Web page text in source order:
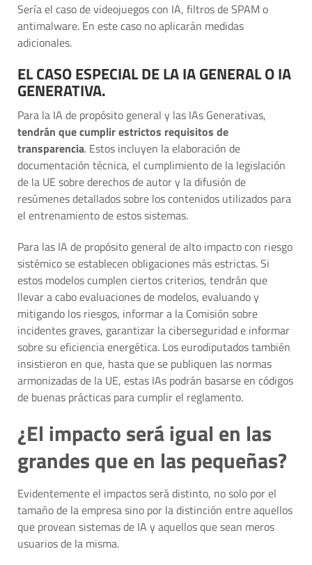
Sería el caso de videojuegos con IA, filtros de SPAM o
antimalware. En este caso no aplicarán medidas
adicionales.
EL CASO ESPECIAL DE LA IA GENERAL O IA
GENERATIVA.
Para la IA de propósito general y las IAs Generativas,
tendrán que cumplir estrictos requisitos de
transparencia. Estos incluyen la elaboración de
documentación técnica, el cumplimiento de la legislación
de la UE sobre derechos de autor y la difusión de
resúmenes detallados sobre los contenidos utilizados para
el entrenamiento de estos sistemas.
Para las IA de propósito general de alto impacto con riesgo
sistémico se establecen obligaciones más estrictas. Si
estos modelos cumplen ciertos criterios, tendrán que
llevar a cabo evaluaciones de modelos, evaluando y
mitigando los riesgos, informar a la Comisión sobre
incidentes graves, garantizar la ciberseguridad e informar
sobre su eficiencia energética. Los eurodiputados también
insistieron en que, hasta que se publiquen las normas
armonizadas de la UE, estas IAs podrán basarse en códigos
de buenas prácticas para cumplir el reglamento.
¿El impacto será igual en las
grandes que en las pequeñas?
Evidentemente el impactos será distinto, no solo por el
tamaño de la empresa sino por la distinción entre aquellos
que provean sistemas de IA y aquellos que sean meros
usuarios de la misma.